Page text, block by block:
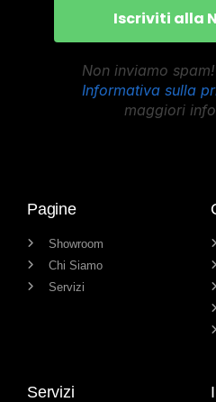
Non inviamo
Informativa sulla
maggiori
Pagine
Showroom
Chi Siamo
Servizi
Servizi